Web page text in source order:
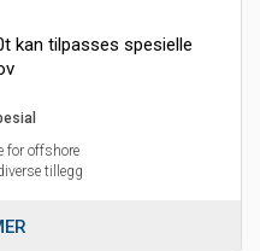
kan tilpasses spesielle
for offshore
tillegg